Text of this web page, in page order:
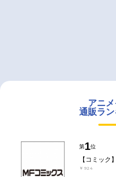
アニメ
通販ラ
第1位
【コミック
￥924